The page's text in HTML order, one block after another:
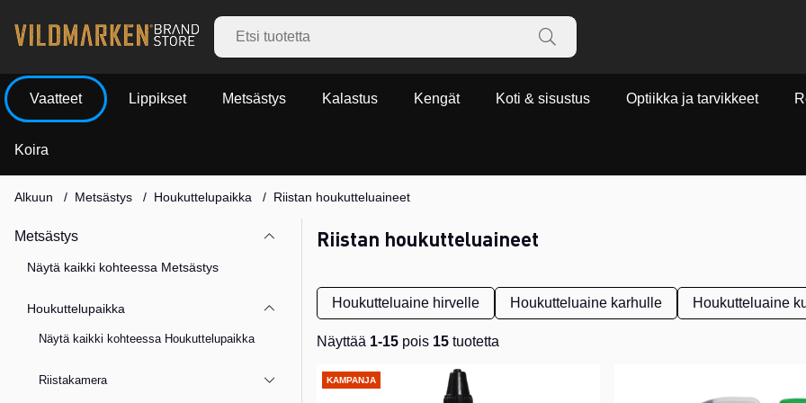
Vaatteet Lippikset Metsästys Kalastus Kengät Koti & sisustus Optiikka ja tarvikkeet
Koira
Alkuun Metsästys Houkuttelupaikka Riistan houkutteluaineet
Metsästys
Näytä kaikki kohteessa Metsästys
Houkuttelupaikka
Näytä kaikki kohteessa Houkuttelupaikka
Riistakamera
Riistan houkutteluaineet
Houkutteluaine hirvelle Houkutteluaine karhulle Houkutteluaine
Näyttää 1-15 pois 15 tuotetta
Tuotteet
KAMPANJA